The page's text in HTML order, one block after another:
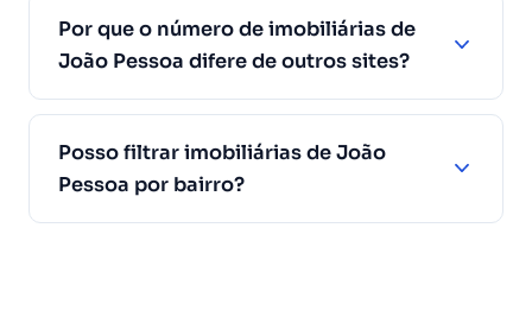
Por que o número de imobiliárias de
João Pessoa difere de outros sites?
Posso filtrar imobiliárias de João
Pessoa por bairro?